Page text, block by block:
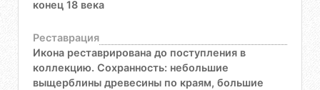
конец 18 века
Реставрация
Икона реставрирована до поступления в
коллекцию. Сохранность: небольшие
выщерблины древесины по краям, большие